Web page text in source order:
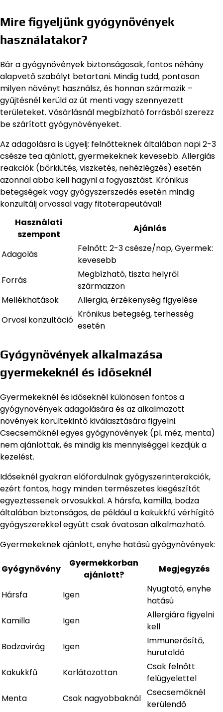
Mire figyeljünk gyógynövények
használatakor?
Bár a gyógynövények biztonságosak, fontos néhány
alapvető szabályt betartani. Mindig tudd, pontosan
milyen növényt használsz, és honnan származik –
gyűjtésnél kerüld az út menti vagy szennyezett
területeket. Vásárlásnál megbízható forrásból szerezz
be szárított gyógynövényeket.
Az adagolásra is ügyelj: felnőtteknek általában napi 2-3
csésze tea ajánlott, gyermekeknek kevesebb. Allergiás
reakciók (bőrkiütés, viszketés, nehézlégzés) esetén
azonnal abba kell hagyni a fogyasztást. Krónikus
betegségek vagy gyógyszerszedés esetén mindig
konzultálj orvossal vagy fitoterapeutával!
Használati
szempont
Ajánlás
Adagolás
Felnőtt: 2-3 csésze/nap, Gyermek:
kevesebb
Forrás
Megbízható, tiszta helyről
származzon
Mellékhatások
Allergia, érzékenység figyelése
Orvosi konzultáció
Krónikus betegség, terhesség
esetén
Gyógynövények alkalmazása
gyermekeknél és időseknél
Gyermekeknél és időseknél különösen fontos a
gyógynövények adagolására és az alkalmazott
növények körültekintő kiválasztására figyelni.
Csecsemőknél egyes gyógynövények (pl. méz, menta)
nem ajánlottak, és mindig kis mennyiséggel kezdjük a
kezelést.
Időseknél gyakran előfordulnak gyógyszerinterakciók,
ezért fontos, hogy minden természetes kiegészítőt
egyeztessenek orvosukkal. A hársfa, kamilla, bodza
általában biztonságos, de például a kakukkfű vérhígító
gyógyszerekkel együtt csak óvatosan alkalmazható.
Gyermekeknek ajánlott, enyhe hatású gyógynövények:
Gyógynövény
Gyermekkorban
ajánlott?
Megjegyzés
Hársfa Igen
Nyugtató, enyhe
hatású
Kamilla
Igen
Allergiára figyelni
kell
Bodzavirág
Igen
Immunerősítő,
hurutoldó
Kakukkfű
Korlátozottan
Csak felnőtt
felügyelettel
Menta
Csak nagyobbaknál
Csecsemőknél
kerülendő